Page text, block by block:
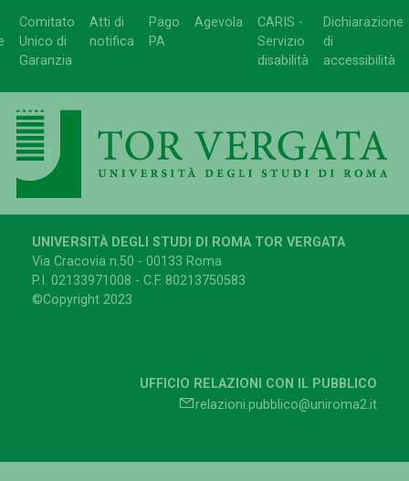
Comitato
Unico di
Garanzia
Atti di
notifica
Pago
PA
Agevola
CARIS -
Servizio
disabilità
Dichiarazione
di
accessibilità
UNIVERSITÀ DEGLI STUDI DI ROMA TOR VERGATA
Via Cracovia n.50 - 00133 Roma
P.I. 02133971008 - C.F. 80213750583
©Copyright 2023
UFFICIO RELAZIONI CON IL PUBBLICO
relazioni.pubblico@uniroma2.it